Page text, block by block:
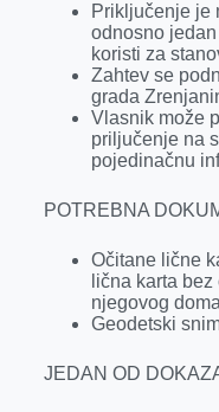
Priključenje je
odnosno
koristi za
Zahtev se
grada
Vlasnik može
priljučenje na
pojedinačnu
POTREBNA
Očitane lične
lična karta
njegovog
Geodetski
JEDAN OD